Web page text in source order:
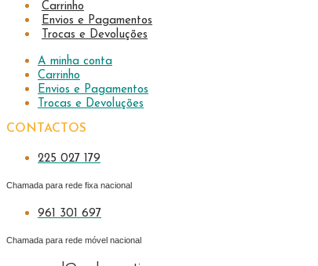
Carrinho
Envios e Pagamentos
Trocas e Devoluções
A minha conta
Carrinho
Envios e Pagamentos
Trocas e Devoluções
CONTACTOS
225 027 179
Chamada para rede fixa nacional
961 301 697
Chamada para rede móvel nacional